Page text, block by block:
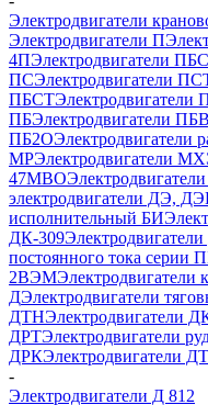
Электродвигатели
Электродвигатели П
4ПЭлектродвигатели ПБС
ПСЭлектродвигатели
ПБСТЭлектродвигатели
ПБЭлектродвигатели ПБВ
ПБ2ОЭлектродвигатели
МРЭлектродвигатели MX
47МВО
электродвигатели ДЭ,
исполнительный БИ
ДК-309
постоянного тока серии
2ВЭМЭлектродвигатели
ДЭлектродвигатели
ДТНЭлектродвигатели
ДРТЭлектродвигатели
ДРКЭлектродвигатели
-
Электродвигатели Д 812